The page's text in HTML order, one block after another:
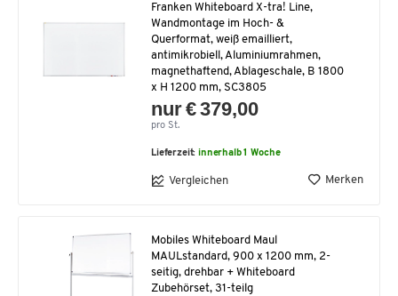
Franken Whiteboard X-tra! Line,
Wandmontage im Hoch- &
Querformat, weiß emailliert,
antimikrobiell, Aluminiumrahmen,
magnethaftend, Ablageschale, B 1800
x H 1200 mm, SC3805
nur € 379,00
pro St.
Lieferzeit:innerhalb 1 Woche
Vergleichen Merken
Mobiles Whiteboard Maul
MAULstandard, 900 x 1200 mm, 2-
seitig, drehbar + Whiteboard
Zubehörset, 31-teilg